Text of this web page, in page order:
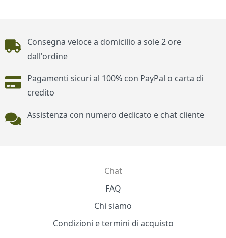
Piè di pagina
Consegna veloce a domicilio a sole 2 ore
dall'ordine
Pagamenti sicuri al 100% con PayPal o carta di
credito
Assistenza con numero dedicato e chat cliente
Chat
FAQ
Chi siamo
Condizioni e termini di acquisto